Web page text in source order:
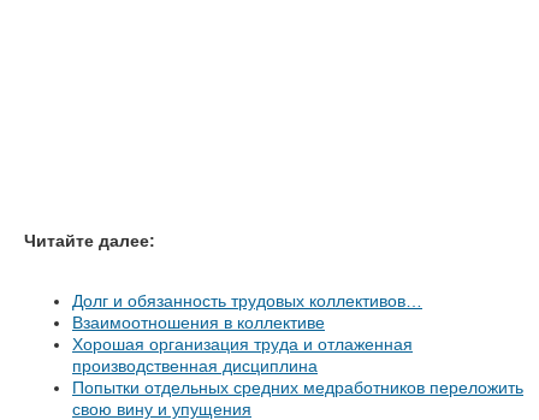
Читайте далее:
Долг и обязанность трудовых коллективов…
Взаимоотношения в коллективе
Хорошая организация труда и отлаженная
производственная дисциплина
Попытки отдельных средних медработников переложить
свою вину и упущения